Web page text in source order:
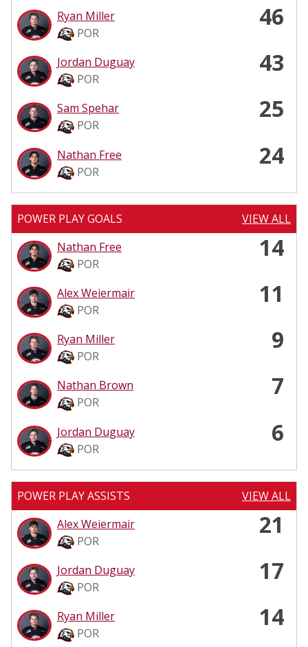
Ryan Miller
POR
46
Jordan Duguay
POR
43
Sam Spehar
POR
25
Nathan Free
POR
24
POWER PLAY GOALS
VIEW ALL
Nathan Free
POR
14
Alex Weiermair
POR
11
Ryan Miller
POR
9
Nathan Brown
POR
7
Jordan Duguay
POR
6
POWER PLAY ASSISTS
VIEW ALL
Alex Weiermair
POR
21
Jordan Duguay
POR
17
Ryan Miller
POR
14